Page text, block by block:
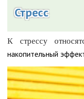
Стресс
К стрессу
накопительный